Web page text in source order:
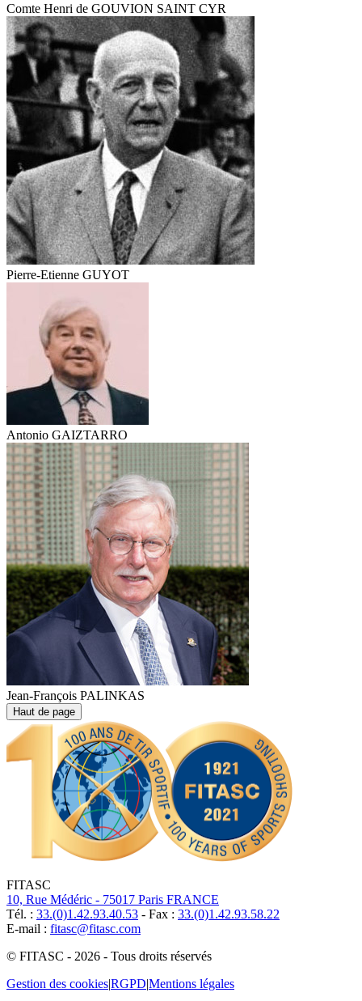
Comte Henri de GOUVION SAINT CYR
Pierre-Etienne GUYOT
Antonio GAIZTARRO
Jean-François PALINKAS
Haut de page
FITASC
10, Rue Médéric - 75017 Paris FRANCE
Tél. : 33.(0)1.42.93.40.53 - Fax : 33.(0)1.42.93.58.22
E-mail : fitasc@fitasc.com
© FITASC - 2026 - Tous droits réservés
Gestion des cookies|RGPD|Mentions légales